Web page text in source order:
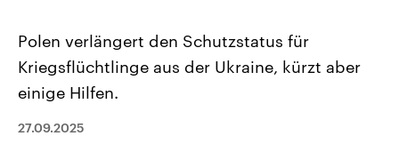
Landtagswahl Sachsen-Anhalt
2026
Sachsen-Anhalt wählt am 6.
Polen verlängert den Schutzstatus für
Kriegsflüchtlinge aus der Ukraine, kürzt aber
einige Hilfen.
27.09.2025